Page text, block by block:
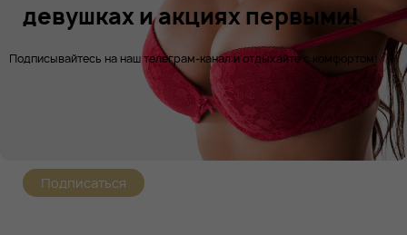
девушках и акциях первыми!
Подписывайтесь на наш телеграм-канал и отдыхайте с комфортом!
Подписаться